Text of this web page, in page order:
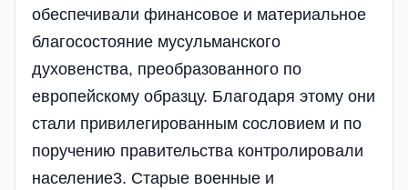
обеспечивали финансовое и материальное
благосостояние мусульманского
духовенства, преобразованного по
европейскому образцу. Благодаря этому они
стали привилегированным сословием и по
поручению правительства контролировали
население3. Старые военные и